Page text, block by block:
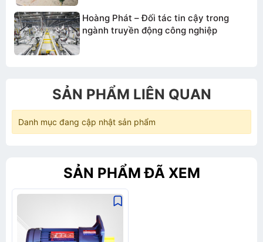
Hoàng Phát – Đối tác tin cậy trong
ngành truyền động công nghiệp
SẢN PHẨM LIÊN QUAN
Danh mục đang cập nhật sản phẩm
SẢN PHẨM ĐÃ XEM